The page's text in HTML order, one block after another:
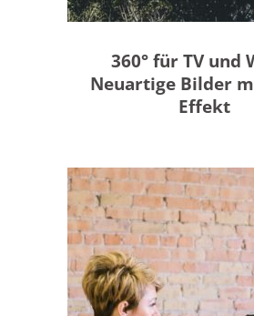
360° für TV und
Neuartige Bilder
Effekt
MEHR DAZU